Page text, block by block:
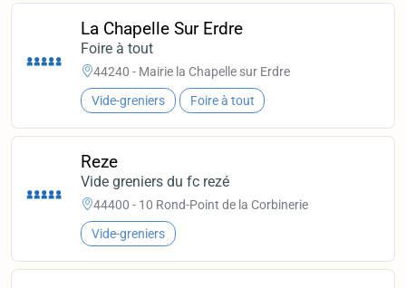
La Chapelle Sur Erdre
Foire à tout
44240 - Mairie la Chapelle sur Erdre
Vide-greniers Foire à tout
Reze
Vide greniers du fc rezé
44400 - 10 Rond-Point de la Corbinerie
Vide-greniers